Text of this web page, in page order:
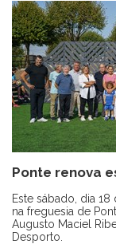
Ponte renova
Este sábado, dia
na freguesia de
Augusto Maciel
Desporto.